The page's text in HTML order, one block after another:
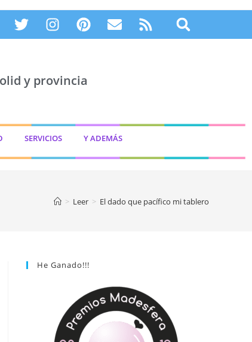
y provincia
SERVICIOS Y ADEMÁS
> Leer > El dado que pacífico mi tablero
He Ganado!!!